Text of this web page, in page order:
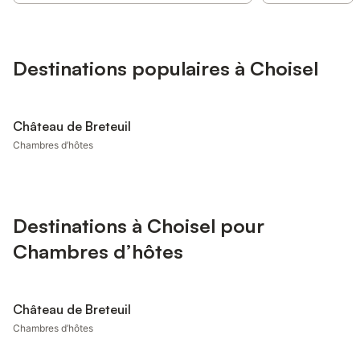
Destinations populaires à Choisel
Château de Breteuil
Chambres d’hôtes
Destinations à Choisel pour
Chambres d’hôtes
Château de Breteuil
Chambres d’hôtes